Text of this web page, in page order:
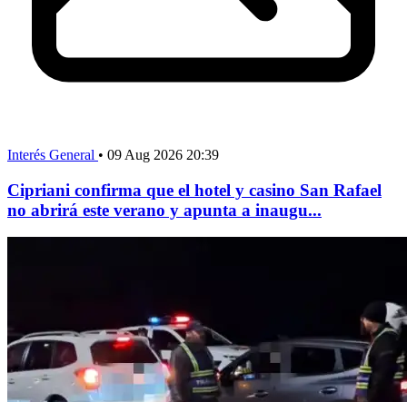
Interés General • 09 Aug 2026 20:39
Cipriani confirma que el hotel y casino San Rafael
no abrirá este verano y apunta a inaugu...